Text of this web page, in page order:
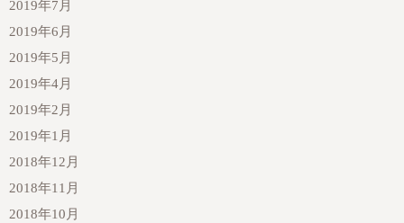
2019年7月
2019年6月
2019年5月
2019年4月
2019年2月
2019年1月
2018年12月
2018年11月
2018年10月